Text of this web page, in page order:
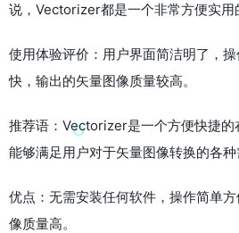
说，Vectorizer都是一个非常方便实用
使用体验评价：用户界面简洁明了，
快，输出的矢量图像质量较高。
推荐语：Vectorizer是一个方便快捷的
能够满足用户对于矢量图像转换的各种
优点：无需安装任何软件，操作简单
像质量高。